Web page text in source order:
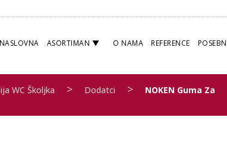
NASLOVNA ASORTIMAN O NAMA REFERENCE
WC Školjka > Dodatci >
NOKEN Guma Za